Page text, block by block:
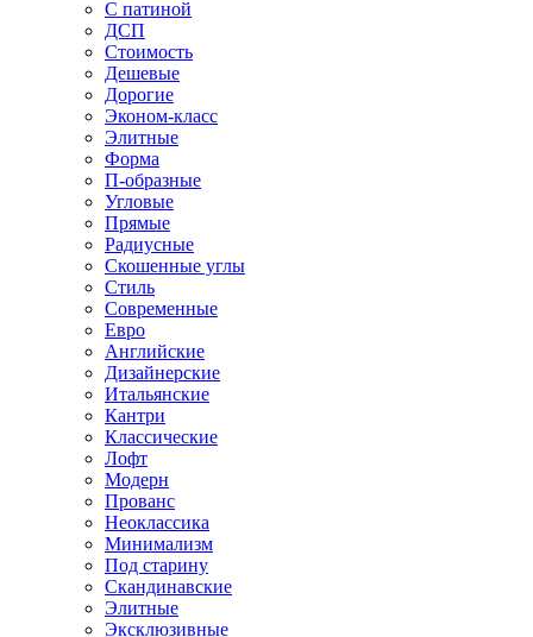
С патиной
ДСП
Стоимость
Дешевые
Дорогие
Эконом-класс
Элитные
Форма
П-образные
Угловые
Прямые
Радиусные
Скошенные углы
Стиль
Современные
Евро
Английские
Дизайнерские
Итальянские
Кантри
Классические
Лофт
Модерн
Прованс
Неоклассика
Минимализм
Под старину
Скандинавские
Элитные
Эксклюзивные